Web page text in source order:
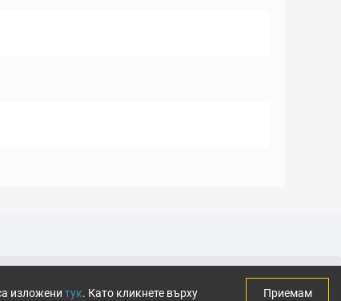
изложени тук. Като кликнете върху Приемам